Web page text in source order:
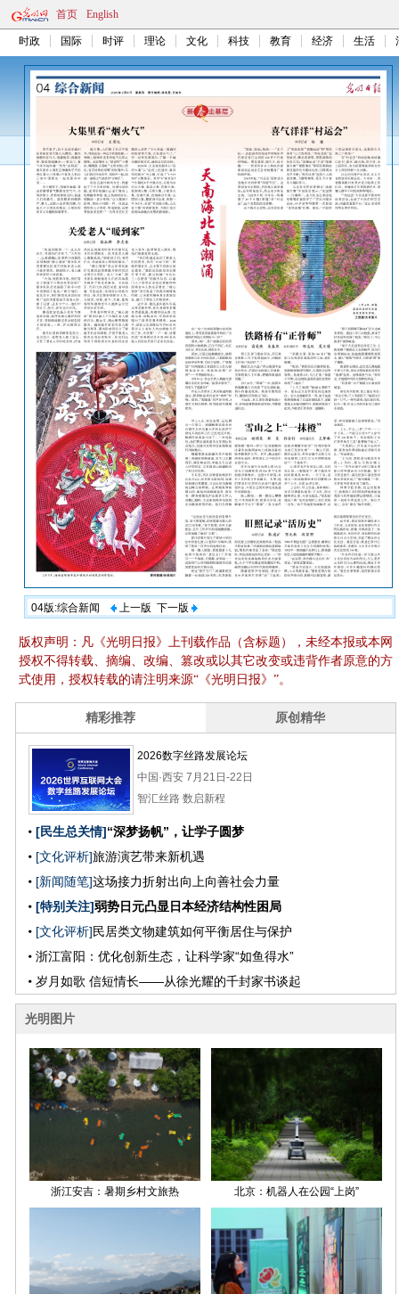
首页 English
时政 国际 时评 理论 文化 科技 教育 经济 生活
04版:综合新闻 上一版 下一版
版权声明：凡《光明日报》上刊载作品（含标题），未经本报或本网
授权不得转载、摘编、改编、篡改或以其它改变或违背作者原意的方
式使用，授权转载的请注明来源“《光明日报》”。